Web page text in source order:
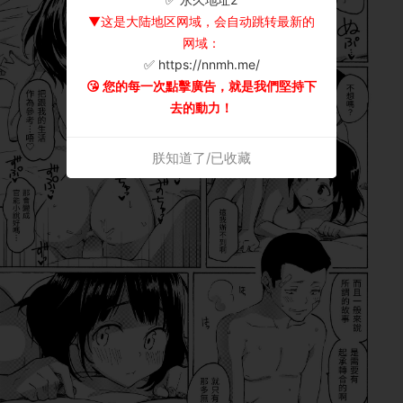
▼这是大陆地区网域，会自动跳转最新的
网域：
✅ https://nnmh.me/
😘 您的每一次點擊廣告，就是我們堅持下
去的動力！
朕知道了/已收藏